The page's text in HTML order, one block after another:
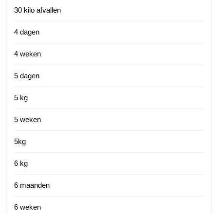
30 kilo afvallen
4 dagen
4 weken
5 dagen
5 kg
5 weken
5kg
6 kg
6 maanden
6 weken